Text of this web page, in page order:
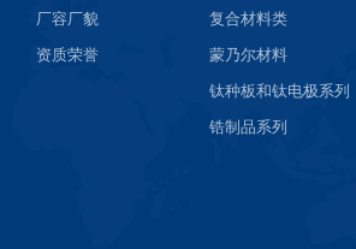
厂容厂貌
资质荣誉
复合材料类
蒙乃尔材料
钛种板和钛电极系列
锆制品系列